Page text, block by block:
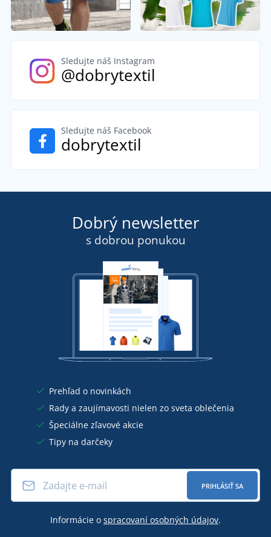
Sledujte náš Instagram
@dobrytextil
Sledujte náš Facebook
dobrytextil
Dobrý newsletter
s dobrou ponukou
Prehľad o novinkách
Rady a zaujímavosti nielen zo sveta oblečenia
Špeciálne zľavové akcie
Tipy na darčeky
PRIHLÁSIŤ SA
Informácie o spracovaní osobných údajov.